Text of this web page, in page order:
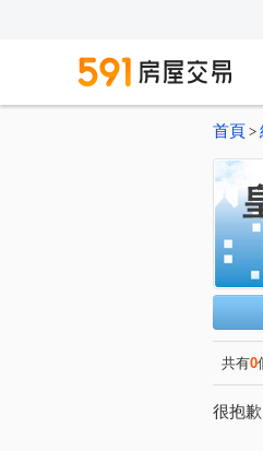
首頁 >
共有0
很抱